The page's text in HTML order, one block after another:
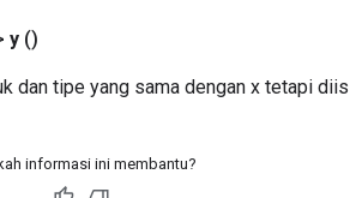
y ()
dan tipe yang sama dengan x tetapi
informasi ini membantu?